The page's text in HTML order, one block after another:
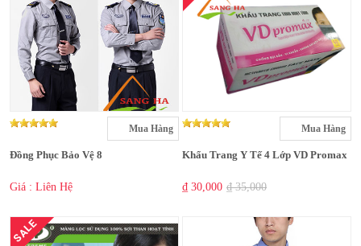
Mua Hàng
Đồng Phục Bảo Vệ 8
Giá : Liên Hệ
Mua Hàng
Khẩu Trang Y Tế 4 Lớp VD Promax
₫ 30,000 ₫ 35,000
SALE